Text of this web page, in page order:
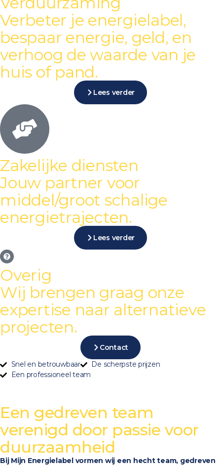
Verbeter je energielabel,
bespaar energie, geld, en
verhoog de waarde van je
huis of pand.
Lees verder
Zakelijke diensten
Jouw partner voor
middel/groot schalige
energietrajecten.
Lees verder
Overig
Wij brengen graag onze
expertise naar alternatieve
projecten.
Contact
Snel en betrouwbaar
De scherpste prijzen
Een professioneel team
Een gedreven team
verenigd door passie voor
duurzaamheid
Bij Mijn Energielabel vormen wij een hecht team, gedreven